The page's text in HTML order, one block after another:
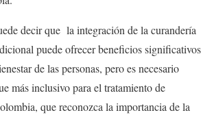
decir que la integración de la curandería
puede ofrecer beneficios significativos
de las personas, pero es necesario
más inclusivo para el tratamiento de
que reconozca la importancia de la